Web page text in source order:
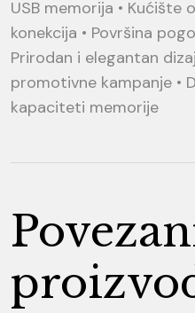
USB memorija • Kućište
konekcija • Površina
Prirodan i elegantan
promotivne kampanje •
kapaciteti memorije